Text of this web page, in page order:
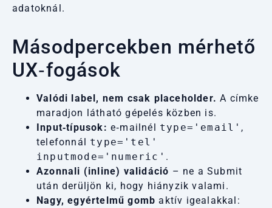
adatoknál.
Másodpercekben mérhető
UX‑fogások
Valódi label, nem csak placeholder. A címke
maradjon látható gépelés közben is.
Input‑típusok: e‑mailnél type='email' ,
telefonnál type='tel'
inputmode='numeric' .
Azonnali (inline) validáció – ne a Submit
után derüljön ki, hogy hiányzik valami.
Nagy, egyértelmű gomb aktív igealakkal: